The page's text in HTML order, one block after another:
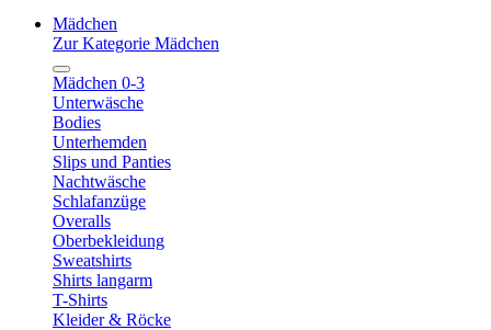
Mädchen
Zur Kategorie Mädchen
Mädchen 0-3
Unterwäsche
Bodies
Unterhemden
Slips und Panties
Nachtwäsche
Schlafanzüge
Overalls
Oberbekleidung
Sweatshirts
Shirts langarm
T-Shirts
Kleider & Röcke